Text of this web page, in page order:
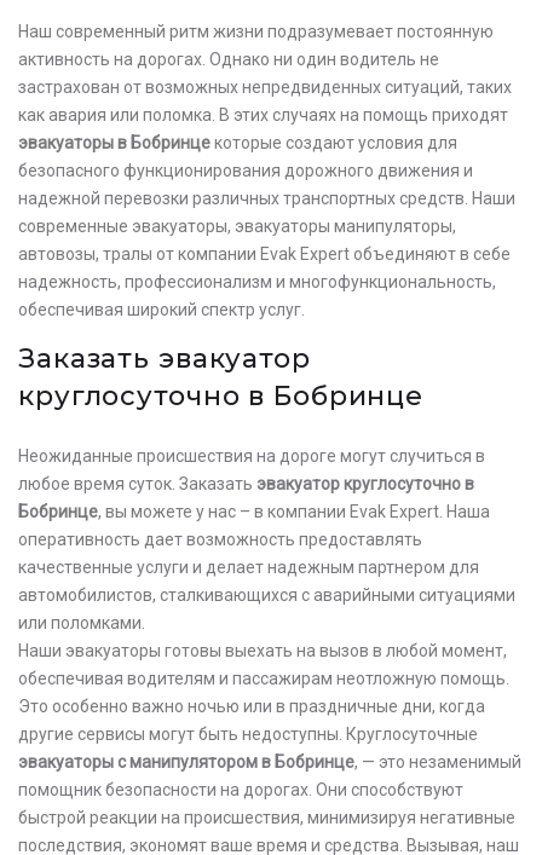
Наш современный ритм жизни подразумевает постоянную
активность на дорогах. Однако ни один водитель не
застрахован от возможных непредвиденных ситуаций, таких
как авария или поломка. В этих случаях на помощь приходят
эвакуаторы в Бобринцекоторые создают условия для
безопасного функционирования дорожного движения и
надежной перевозки различных транспортных средств. Наши
современные эвакуаторы, эвакуаторы манипуляторы,
автовозы, тралы от компании Evak Expert объединяют в себе
надежность, профессионализм и многофункциональность,
обеспечивая широкий спектр услуг.
Заказать эвакуатор
круглосуточно в Бобринце
Неожиданные происшествия на дороге могут случиться в
любое время суток. Заказать эвакуатор круглосуточно в
Бобринце, вы можете у нас – в компании Evak Expert. Наша
оперативность дает возможность предоставлять
качественные услуги и делает надежным партнером для
автомобилистов, сталкивающихся с аварийными ситуациями
или поломками.
Наши эвакуаторы готовы выехать на вызов в любой момент,
обеспечивая водителям и пассажирам неотложную помощь.
Это особенно важно ночью или в праздничные дни, когда
другие сервисы могут быть недоступны. Круглосуточные
эвакуаторы с манипулятором в Бобринце, — это незаменимый
помощник безопасности на дорогах. Они способствуют
быстрой реакции на происшествия, минимизируя негативные
последствия, экономят ваше время и средства. Вызывая, наш